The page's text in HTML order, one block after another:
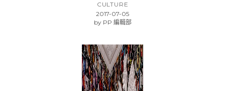
CULTURE
2017-07-05
byPP 編輯部